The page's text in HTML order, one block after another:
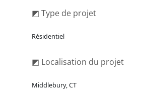
◩ Type de projet
Résidentiel
◩ Localisation du projet
Middlebury, CT